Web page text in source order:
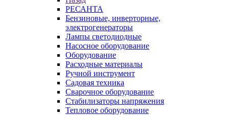
РЕСАНТА
Бензиновые, инверторные,
электрогенераторы
Лампы светодиодные
Насосное оборудование
Оборудование
Расходные материалы
Ручной инструмент
Садовая техника
Сварочное оборудование
Стабилизаторы напряжения
Тепловое оборудование